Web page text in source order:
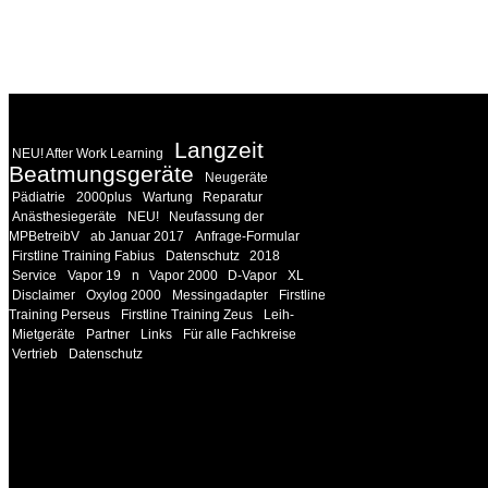
NEU! After Work Learning
Langzeit
Beatmungsgeräte
Neugeräte
Pädiatrie
2000plus Wartung
Reparatur
Anästhesiegeräte
NEU!
Neufassung der
MPBetreibV
ab Januar 2017
Anfrage-Formular
Firstline Training Fabius
Datenschutz
2018
Service
Vapor 19 n Vapor 2000 D-Vapor
XL
Disclaimer
Oxylog 2000 Messingadapter
Firstline
Training Perseus
Firstline Training Zeus
Leih-
Mietgeräte
Partner Links
Für alle Fachkreise
Vertrieb
Datenschutz